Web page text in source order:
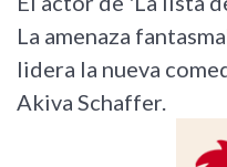
La amenaza
lidera la nueva
Akiva Schaffer.